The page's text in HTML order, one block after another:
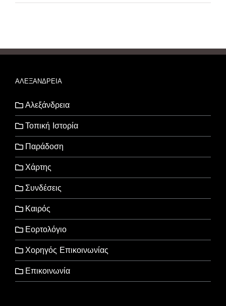
ΑΛΕΞΑΝΔΡΕΙΑ
Αλεξάνδρεια
Τοπική Ιστορία
Παράδοση
Χάρτης
Συνδέσεις
Καιρός
Εορτολόγιο
Χορηγός Επικοινωνίας
Επικοινωνία